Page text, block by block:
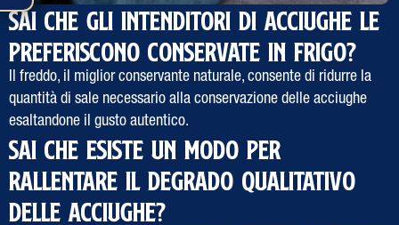
SAI CHE GLI INTENDITORI DI ACCIUGHE LE
PREFERISCONO CONSERVATE IN FRIGO?
Il freddo, il miglior conservante naturale, consente di ridurre la
quantità di sale necessario alla conservazione delle acciughe
esaltandone il gusto autentico.
SAI CHE ESISTE UN MODO PER
RALLENTARE IL DEGRADO QUALITATIVO
DELLE ACCIUGHE?